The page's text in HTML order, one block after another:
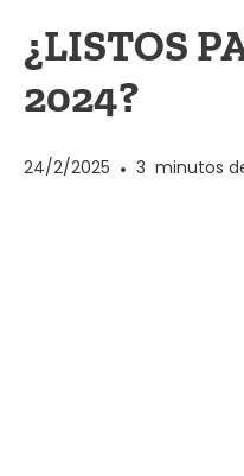
¿LISTOS
2024?
24/2/2025 • 3 minutos